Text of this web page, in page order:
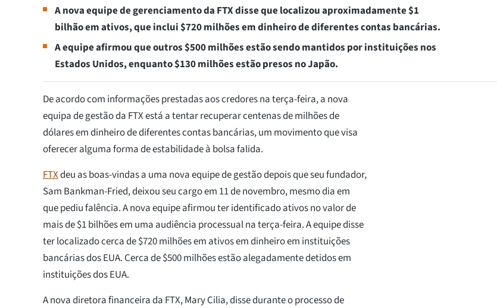
A nova equipe de gerenciamento da FTX disse que localizou aproximadamente $1
bilhão em ativos, que inclui $720 milhões em dinheiro de diferentes contas bancárias.
A equipe afirmou que outros $500 milhões estão sendo mantidos por instituições nos
Estados Unidos, enquanto $130 milhões estão presos no Japão.
De acordo com informações prestadas aos credores na terça-feira, a nova
equipa de gestão da FTX está a tentar recuperar centenas de milhões de
dólares em dinheiro de diferentes contas bancárias, um movimento que visa
oferecer alguma forma de estabilidade à bolsa falida.
FTXdeu as boas-vindas a uma nova equipe de gestão depois que seu fundador,
Sam Bankman-Fried, deixou seu cargo em 11 de novembro, mesmo dia em
que pediu falência. A nova equipe afirmou ter identificado ativos no valor de
mais de $1 bilhões em uma audiência processual na terça-feira. A equipe disse
ter localizado cerca de $720 milhões em ativos em dinheiro em instituições
bancárias dos EUA. Cerca de $500 milhões estão alegadamente detidos em
instituições dos EUA.
A nova diretora financeira da FTX, Mary Cilia, disse durante o processo de